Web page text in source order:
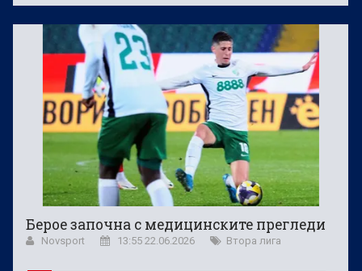
Берое започна с медицинските прегледи
Novsport 13:55 22.06.2026 Втора лига